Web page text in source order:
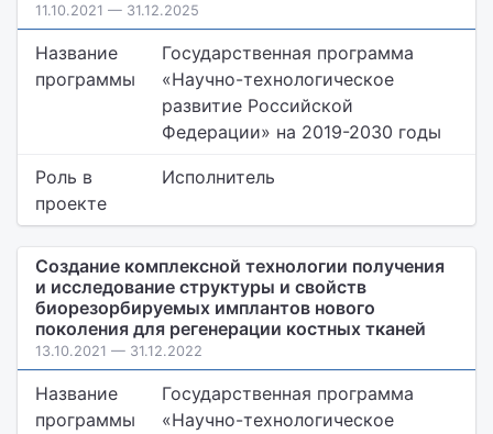
11.10.2021 — 31.12.2025
Название
программы
Государственная программа
«Научно-технологическое
развитие Российской
Федерации» на 2019-2030 годы
Роль в
проекте
Исполнитель
Создание комплексной технологии получения
и исследование структуры и свойств
биорезорбируемых имплантов нового
поколения для регенерации костных тканей
13.10.2021 — 31.12.2022
Название
программы
Государственная программа
«Научно-технологическое